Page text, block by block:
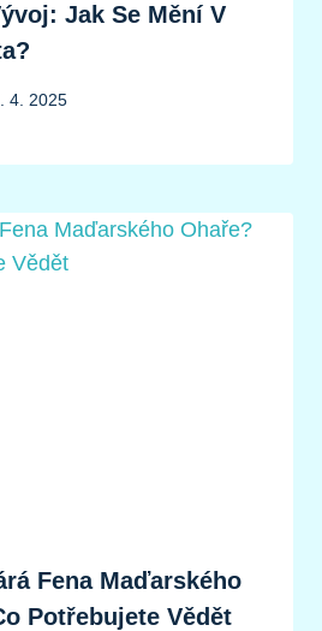
Jak Se Mění V
4. 2025
Fena Maďarského
Potřebujete Vědět